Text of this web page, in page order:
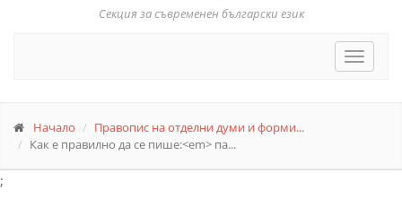
Секция за съвременен български език
Toggle
Начало
Правопис на отделни думи и форми...
Как е правилно да се пише:<em> па...
;